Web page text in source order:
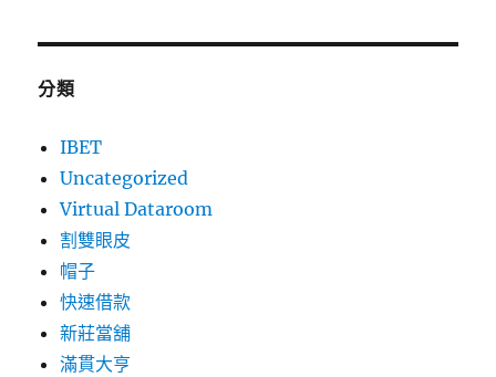
分類
IBET
Uncategorized
Virtual Dataroom
割雙眼皮
帽子
快速借款
新莊當舖
滿貫大亨